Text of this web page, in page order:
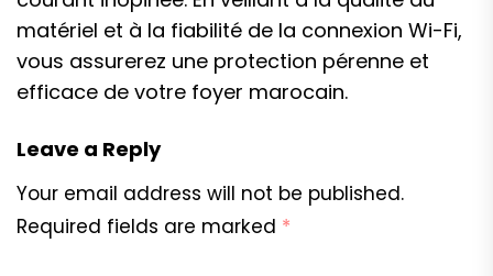
matériel et à la fiabilité de la connexion Wi-Fi,
vous assurerez une protection pérenne et
efficace de votre foyer marocain.
Leave a Reply
Your email address will not be published.
Required fields are marked *